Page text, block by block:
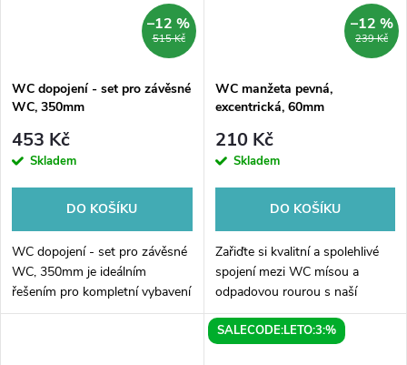
515 Kč
–12 %
WC dopojení - set pro závěsné
WC, 350mm
453 Kč
Skladem
DO KOŠÍKU
WC dopojení - set pro závěsné
WC, 350mm je ideálním
řešením pro kompletní vybavení
vašeho nového závěsného WC.
239 Kč
–12 %
WC manžeta pevná,
excentrická, 60mm
210 Kč
Skladem
DO KOŠÍKU
Zařiďte si kvalitní a spolehlivé
spojení mezi WC mísou a
odpadovou rourou s naší
pevnou a excentrickou WC
manžetou o průměru 60mm.
SALECODE:LETO:3:%